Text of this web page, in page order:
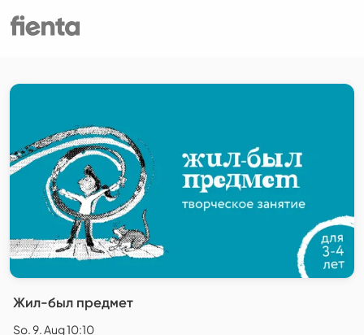
Жил-был предмет
So. 9. Aug 10:10